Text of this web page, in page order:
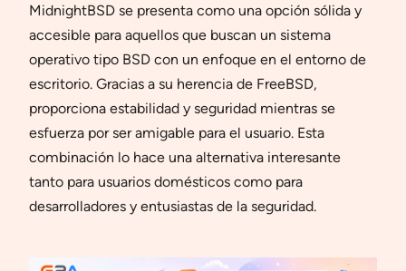
MidnightBSD se presenta como una opción sólida y
accesible para aquellos que buscan un sistema
operativo tipo BSD con un enfoque en el entorno de
escritorio. Gracias a su herencia de FreeBSD,
proporciona estabilidad y seguridad mientras se
esfuerza por ser amigable para el usuario. Esta
combinación lo hace una alternativa interesante
tanto para usuarios domésticos como para
desarrolladores y entusiastas de la seguridad.